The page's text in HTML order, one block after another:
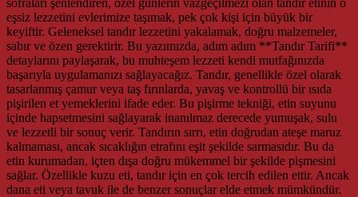
eşsiz lezzetini evlerimize taşımak, pek çok kişi için büyük bir
keyiftir. Geleneksel tandır lezzetini yakalamak, doğru malzemeler,
sabır ve özen gerektirir. Bu yazımızda, adım adım **Tandır Tarifi**
detaylarını paylaşarak, bu muhteşem lezzeti kendi mutfağınızda
başarıyla uygulamanızı sağlayacağız. Tandır, genellikle özel olarak
tasarlanmış çamur veya taş fırınlarda, yavaş ve kontrollü bir ısıda
pişirilen et yemeklerini ifade eder. Bu pişirme tekniği, etin suyunu
içinde hapsetmesini sağlayarak inanılmaz derecede yumuşak, sulu
ve lezzetli bir sonuç verir. Tandırın sırrı, etin doğrudan ateşe maruz
kalmaması, ancak sıcaklığın etrafını eşit şekilde sarmasıdır. Bu da
etin kurumadan, içten dışa doğru mükemmel bir şekilde pişmesini
sağlar. Özellikle kuzu eti, tandır için en çok tercih edilen ettir. Ancak
dana eti veya tavuk ile de benzer sonuçlar elde etmek mümkündür.